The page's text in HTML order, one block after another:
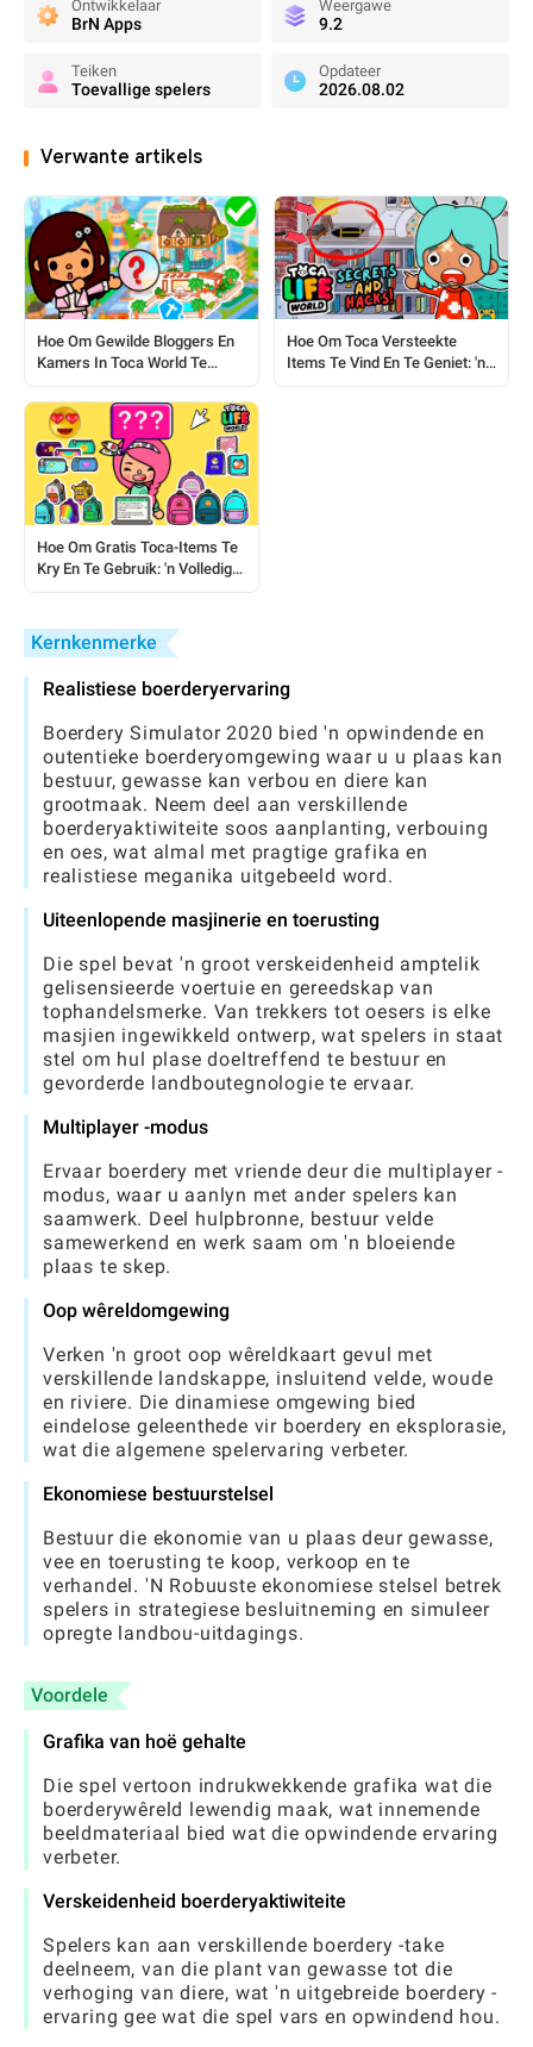
Ontwikkelaar
BrN Apps
Weergawe
9.2
Teiken
Toevallige spelers
Opdateer
2026.08.02
Verwante artikels
Hoe Om Gewilde Bloggers En
Kamers In Toca World Te
Hoe Om Toca Versteekte
Items Te Vind En Te Geniet: 'n
Hoe Om Gratis Toca-Items Te
Kry En Te Gebruik: 'n Volledige
Kernkenmerke
Realistiese boerderyervaring
Boerdery Simulator 2020 bied 'n opwindende en
outentieke boerderyomgewing waar u u plaas kan
bestuur, gewasse kan verbou en diere kan
grootmaak. Neem deel aan verskillende
boerderyaktiwiteite soos aanplanting, verbouing
en oes, wat almal met pragtige grafika en
realistiese meganika uitgebeeld word.
Uiteenlopende masjinerie en toerusting
Die spel bevat 'n groot verskeidenheid amptelik
gelisensieerde voertuie en gereedskap van
tophandelsmerke. Van trekkers tot oesers is elke
masjien ingewikkeld ontwerp, wat spelers in staat
stel om hul plase doeltreffend te bestuur en
gevorderde landboutegnologie te ervaar.
Multiplayer -modus
Ervaar boerdery met vriende deur die multiplayer -
modus, waar u aanlyn met ander spelers kan
saamwerk. Deel hulpbronne, bestuur velde
samewerkend en werk saam om 'n bloeiende
plaas te skep.
Oop wêreldomgewing
Verken 'n groot oop wêreldkaart gevul met
verskillende landskappe, insluitend velde, woude
en riviere. Die dinamiese omgewing bied
eindelose geleenthede vir boerdery en eksplorasie,
wat die algemene spelervaring verbeter.
Ekonomiese bestuurstelsel
Bestuur die ekonomie van u plaas deur gewasse,
vee en toerusting te koop, verkoop en te
verhandel. 'N Robuuste ekonomiese stelsel betrek
spelers in strategiese besluitneming en simuleer
opregte landbou-uitdagings.
Voordele
Grafika van hoë gehalte
Die spel vertoon indrukwekkende grafika wat die
boerderywêreld lewendig maak, wat innemende
beeldmateriaal bied wat die opwindende ervaring
verbeter.
Verskeidenheid boerderyaktiwiteite
Spelers kan aan verskillende boerdery -take
deelneem, van die plant van gewasse tot die
verhoging van diere, wat 'n uitgebreide boerdery -
ervaring gee wat die spel vars en opwindend hou.